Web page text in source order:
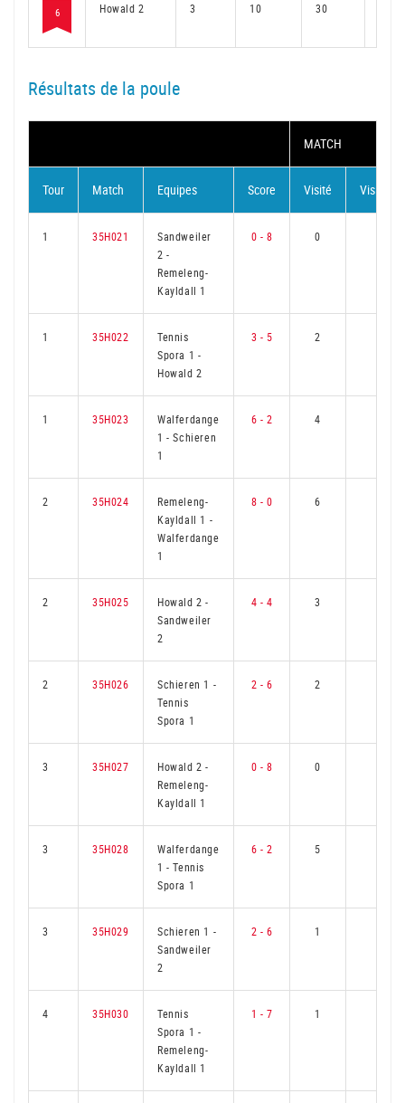
6 Howald 2 3 10 30
Résultats de la poule
MATCH
Tour Match Equipes Score Visité Visiteur
1 35H021
Sandweiler
2-
Remeleng-
Kayldall 1
0 - 8 0
1 35H022
Tennis
Spora 1 -
Howald 2
3 - 5 2
1 35H023
Walferdange
1-Schieren
1
6 - 2 4
2 35H024
Remeleng-
Kayldall 1 -
Walferdange
1
8 - 0 6
2 35H025 Howald 2-
Sandweiler
2
4 - 4 3
2 35H026 Schieren 1 -
Tennis
Spora 1
2 - 6 2
3 35H027 Howald 2-
Remeleng-
Kayldall 1
0 - 8 0
3 35H028
Walferdange
1-Tennis
Spora 1
6 - 2 5
3 35H029 Schieren 1 -
Sandweiler
2
2 - 6 1
4 35H030
Tennis
Spora 1 -
Remeleng-
Kayldall 1
1 - 7 1